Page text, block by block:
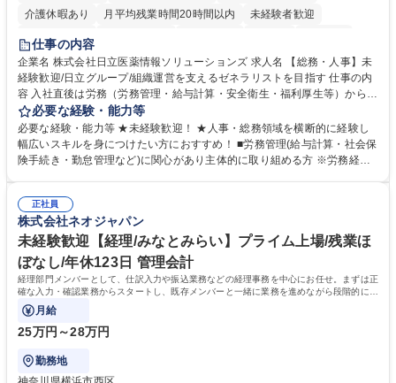
介護休暇あり
月平均残業時間20時間以内
未経験者歓迎
住宅手当あり
育休あり
完全週休2日制 交通費支給 土日祝休み 寮・社宅あり
仕事の内容
企業名 株式会社日立医薬情報ソリューションズ 求人名 【総務・人事】未
経験歓迎/日立グループ/組織運営を支えるゼネラリストを目指す 仕事の内
容 入社直後は労務（労務管理・給与計算・安全衛生・福利厚生等）からお
任せいたします。将来は総務・採用・教育業務へ守備範囲を広げ、組織運
営を支えるゼネラリストをめざせます。 ・初期業務：労働時間管理、給与
計算、社会保険対応、福利厚生管理、安全衛生、健康経営推進等をお任せ
します。ご経験に応じて、休職者管理など、幅広く経験を積んでいただき
幅広く経験を積みたい意欲がある方に最適な環境です。 募集職種 【総
務・人事】未経験歓迎/日立グループ/組織運営を支えるゼネラリストを目
指す
必要な経験・能力等
必要な経験・能力等 ★未経験歓迎！ ★人事・総務領域を横断的に経験し
幅広いスキルを身につけたい方におすすめ！ ■労務管理(給与計算・社会保
険手続き・勤怠管理など)に関心があり主体的に取り組める方 ※労務経験
のご経験 ■労務管理（給与計算・社会保険手続き・勤怠管理など）の経験
■衛生管理者の資格をお持ちの方 学歴・資格 学歴：大学院 大学 高専 短大
専修学校 高校 語学力： 資格：
正社員
株式会社ネオジャパン
未経験歓迎【経理/みなとみらい】プライム上場/残業ほ
ぼなし/年休123日 管理会計
経理部門メンバーとして、仕訳入力や振込業務などの経理事務を中心にお任せ。まずは正
確な入力・確認業務からスタートし、既存メンバーと一緒に業務を進めながら段階的に経
理知識を身につけていただきます。
月給
25万円～28万円
勤務地